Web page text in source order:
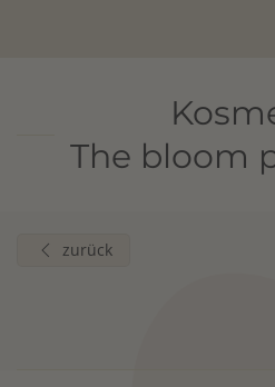
The bloom
zurück